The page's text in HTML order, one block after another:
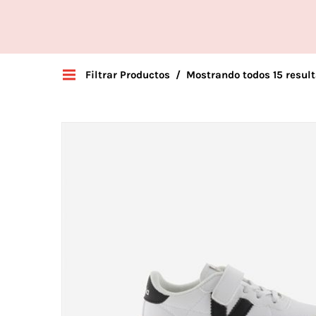
Filtrar Productos Mostrando todos 15